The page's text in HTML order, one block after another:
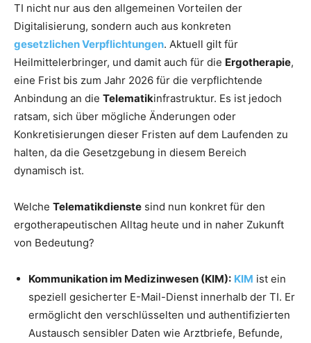
TI nicht nur aus den allgemeinen Vorteilen der
Digitalisierung, sondern auch aus konkreten
gesetzlichen Verpflichtungen. Aktuell gilt für
Heilmittelerbringer, und damit auch für die Ergotherapie,
eine Frist bis zum Jahr 2026 für die verpflichtende
Anbindung an die Telematikinfrastruktur. Es ist jedoch
ratsam, sich über mögliche Änderungen oder
Konkretisierungen dieser Fristen auf dem Laufenden zu
halten, da die Gesetzgebung in diesem Bereich
dynamisch ist.
Welche Telematikdienste sind nun konkret für den
ergotherapeutischen Alltag heute und in naher Zukunft
von Bedeutung?
Kommunikation im Medizinwesen (KIM): KIM ist ein
speziell gesicherter E-Mail-Dienst innerhalb der TI. Er
ermöglicht den verschlüsselten und authentifizierten
Austausch sensibler Daten wie Arztbriefe, Befunde,